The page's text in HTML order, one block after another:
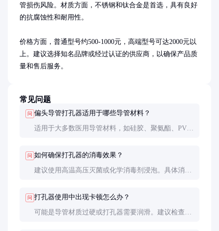
管损伤风险。材质方面，不锈钢和钛合金是首选，具有良好
的抗腐蚀性和耐用性。
价格方面，普通型号约500-1000元，高端型号可达2000元以
上。建议选择知名品牌或经过认证的供应商，以确保产品质
量和售后服务。
常见问题
问 偏头导管打孔器适用于哪些导管材料？
适用于大多数医用导管材料，如硅胶、聚氨酯、PVC
问 如何确保打孔器的消毒效果？
建议使用高温高压灭菌或化学消毒剂浸泡。具体消毒
问 打孔器使用中出现卡顿怎么办？
可能是导管材质过硬或打孔器需要润滑。建议检查导